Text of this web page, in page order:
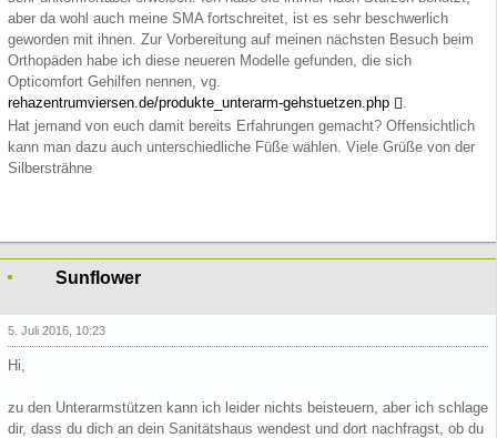
aber da wohl auch meine SMA fortschreitet, ist es sehr beschwerlich
geworden mit ihnen. Zur Vorbereitung auf meinen nächsten Besuch beim
Orthopäden habe ich diese neueren Modelle gefunden, die sich
Opticomfort Gehilfen nennen, vg.
rehazentrumviersen.de/produkte_unterarm-gehstuetzen.php
.
Hat jemand von euch damit bereits Erfahrungen gemacht? Offensichtlich
kann man dazu auch unterschiedliche Füße wählen. Viele Grüße von der
Silbersträhne
Sunflower
5. Juli 2016, 10:23
Hi,
zu den Unterarmstützen kann ich leider nichts beisteuern, aber ich schlage
dir, dass du dich an dein Sanitätshaus wendest und dort nachfragst, ob du